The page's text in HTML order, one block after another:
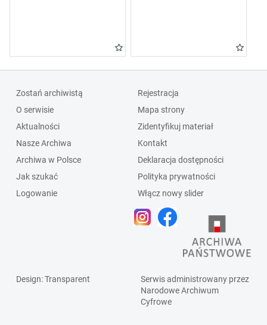
Zostań archiwistą
O serwisie
Aktualności
Nasze Archiwa
Archiwa w Polsce
Jak szukać
Logowanie
Rejestracja
Mapa strony
Zidentyfikuj materiał
Kontakt
Deklaracja dostępności
Polityka prywatności
Włącz nowy slider
Design: Transparent
Serwis administrowany przez
Narodowe Archiwum
Cyfrowe